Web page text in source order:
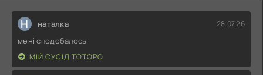
Н наталка 28.07.26
мені сподобалось
МІЙ СУСІД ТОТОРО